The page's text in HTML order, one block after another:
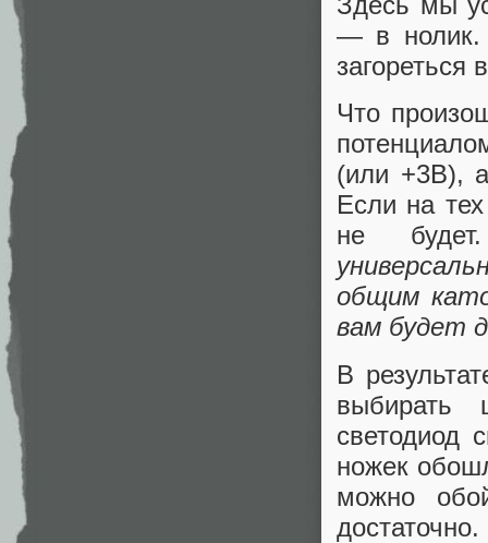
— в нолик.
загореться
Что
(или +3В),
Если на
не будет.
общим
вам будет
В
выбирать
светодиод
ножек
можно
достаточно.